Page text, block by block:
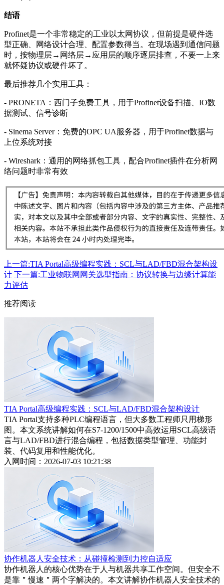
结语
Profinet是一个非常稳定的工业以太网协议，但前提是硬件选
型正确、网络设计合理、配置参数得当。在现场遇到通信问题
时，按物理层→网络层→应用层的顺序逐层排查，不要一上来
就怀疑协议或硬件坏了。
最后推荐几个实用工具：
- PRONETA：西门子免费工具，用于Profinet设备扫描、IO数
据测试、信号诊断
- Sinema Server：免费的OPC UA服务器，用于Profinet数据与
上位系统对接
- Wireshark：通用的网络抓包工具，配合Profinet插件在分析网
络问题时非常有效
上一篇:TIA Portal高级编程实践：SCL与LAD/FBD混合架构设
计 下一篇:工业物联网网关选型指南：协议转换与边缘计算能
力评估
推荐阅读
TIA Portal高级编程实践：SCL与LAD/FBD混合架构设计
TIA Portal支持多种PLC编程语言，但大多数工程师只用梯形
图。本文系统讲解如何在S7-1200/1500中高效运用SCL高级语
言与LAD/FBD进行混合编程，包括数据类型管理、功能封
装、代码复用和性能优化。
入网时间：2026-07-03 10:21:38
协作机器人安全技术：从碰撞检测到力控自适应
协作机器人的核心优势在于人与机器共享工作空间。但安全不
是靠＂慢速＂两个字解决的。本文讲解协作机器人安全技术的